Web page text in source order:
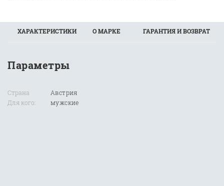
ХАРАКТЕРИСТИКИ О МАРКЕ ГАРАНТИЯ И ВОЗВРАТ
Параметры
Страна
Для кого:
Австрия
мужские